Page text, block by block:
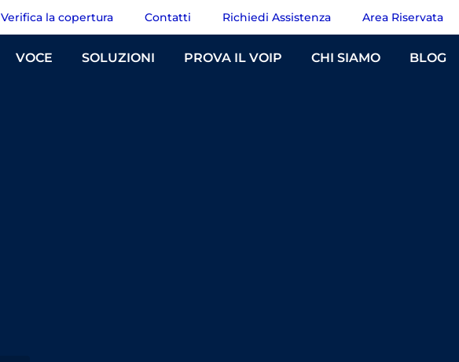
Verifica la copertura Contatti Richiedi Assistenza Area Riservata
VOCE SOLUZIONI PROVA IL VOIP CHI SIAMO BLOG